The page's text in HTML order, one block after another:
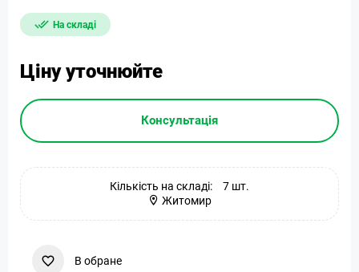
На складі
Ціну уточнюйте
Консультація
Кількість на складі:
7 шт.
Житомир
В обране